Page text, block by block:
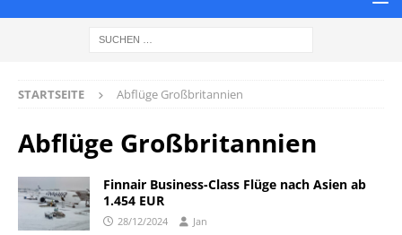
STARTSEITE Abflüge Großbritannien
Abflüge Großbritannien
Finnair Business-Class Flüge nach Asien ab
1.454 EUR
28/12/2024 Jan